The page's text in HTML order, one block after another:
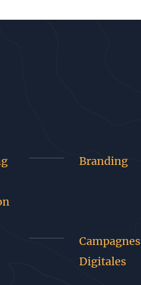
Branding
Campagnes
Digitales